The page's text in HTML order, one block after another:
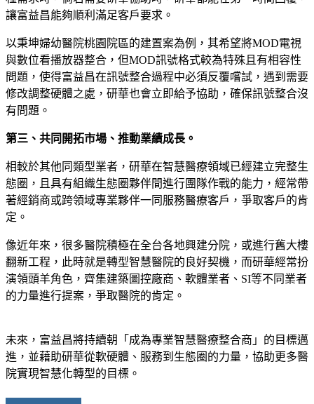
讓富益昌能夠順利滿足客戶要求。
以秉坤婦幼醫院桃園院區的建置案為例，其希望將MOD電視
與數位看播放器整合，但MOD訊號格式較為特殊且有相容性
問題，使得富益昌在訊號整合過程中必須反覆嚐試，遇到需要
修改調整硬體之處，研華也會立即給予協助，確保訊號整合沒
有問題。
第三、共同開拓市場、推動業績成長。
相較於其他同類型業者，研華在智慧醫療領域已經建立完整生
態圈，且具有組織生態圈夥伴間進行團隊作戰的能力，經常帶
著經銷商或跨領域專業夥伴一同服務醫療客戶，爭取客戶的肯
定。
像近年來，很多醫院積極在全台各地興建分院，或進行舊大樓
翻新工程，此時就是轉型智慧醫院的良好契機，而研華經常扮
演領頭羊角色，齊集建築圖控廠商、軟體業者、SI等不同業者
的力量進行提案，爭取醫院的肯定。
未來，富益昌將持續朝「成為專業智慧醫療整合商」的目標邁
進，並藉助研華從軟硬體、服務到生態圈的力量，協助更多醫
院實現智慧化轉型的目標。